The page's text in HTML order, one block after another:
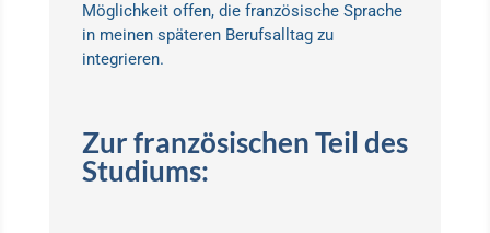
Möglichkeit offen, die französische Sprache
in meinen späteren Berufsalltag zu
integrieren.
Zur französischen Teil des
Studiums: